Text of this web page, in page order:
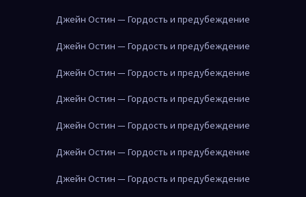
Джейн Остин — Гордость и предубеждение
Джейн Остин — Гордость и предубеждение
Джейн Остин — Гордость и предубеждение
Джейн Остин — Гордость и предубеждение
Джейн Остин — Гордость и предубеждение
Джейн Остин — Гордость и предубеждение
Джейн Остин — Гордость и предубеждение